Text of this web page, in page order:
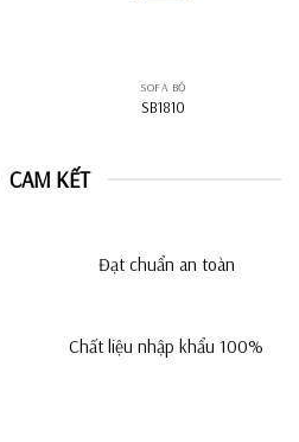
SOFA BỘ
SB1810
CAM KẾT
Đạt chuẩn an toàn
Chất liệu nhập khẩu 100%